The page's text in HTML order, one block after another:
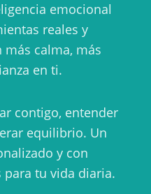
emocional
reales y
calma, más
en ti.
contigo, entender
equilibrio. Un
y con
tu vida diaria.